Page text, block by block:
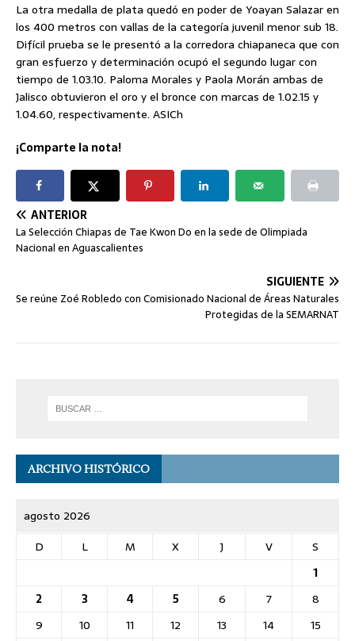
La otra medalla de plata quedó en poder de Yoayan Salazar en
los 400 metros con vallas de la categoría juvenil menor sub 18.
Difícil prueba se le presentó a la corredora chiapaneca que con
gran esfuerzo y determinación ocupó el segundo lugar con
tiempo de 1.03.10. Paloma Morales y Paola Morán ambas de
Jalisco obtuvieron el oro y el bronce con marcas de 1.02.15 y
1.04.60, respectivamente. ASICh
¡Comparte la nota!
ANTERIOR
La Selección Chiapas de Tae Kwon Do en la sede de Olimpiada
Nacional en Aguascalientes
SIGUIENTE
Se reúne Zoé Robledo con Comisionado Nacional de Áreas Naturales
Protegidas de la SEMARNAT
ARCHIVO HISTÓRICO
agosto 2026
D
L M X J V
S
1
2
3 4 5 6 7
8
9
10 11 12 13 14
15